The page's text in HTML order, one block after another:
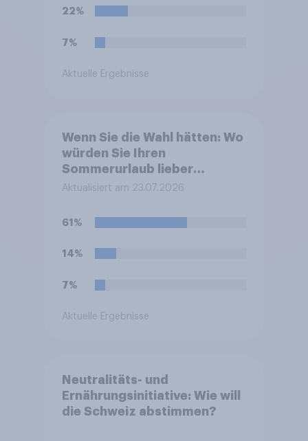
22%
7%
Aktuelle Ergebnisse
Wenn Sie die Wahl hätten: Wo
würden Sie Ihren
Sommerurlaub lieber
verbringen
Aktualisiert am 23.07.2026
61%
14%
7%
Aktuelle Ergebnisse
Neutralitäts- und
Ernährungsinitiative: Wie will
die Schweiz abstimmen?